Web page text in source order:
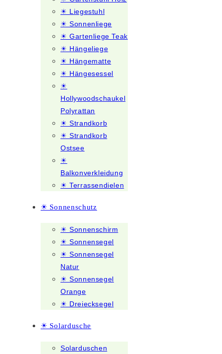
☀ Liegestuhl
☀ Sonnenliege
☀ Gartenliege Teak
☀ Hängeliege
☀ Hängematte
☀ Hängesessel
☀
Hollywoodschaukel
Polyrattan
☀ Strandkorb
☀ Strandkorb
Ostsee
☀
Balkonverkleidung
☀ Terrassendielen
☀ Sonnenschutz
☀ Sonnenschirm
☀ Sonnensegel
☀ Sonnensegel
Natur
☀ Sonnensegel
Orange
☀ Dreiecksegel
☀ Solardusche
Solarduschen